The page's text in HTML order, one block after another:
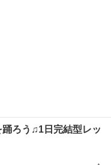
ろう♫1日完結型レッ